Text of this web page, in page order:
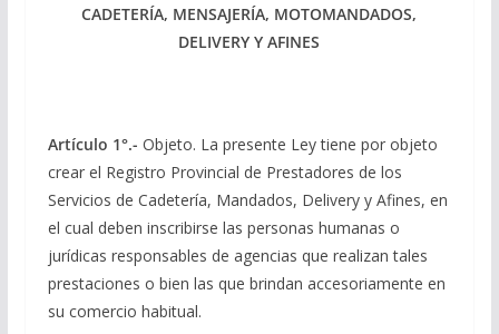
CADETERÍA, MENSAJERÍA, MOTOMANDADOS,
DELIVERY Y AFINES
Artículo 1°.- Objeto. La presente Ley tiene por objeto
crear el Registro Provincial de Prestadores de los
Servicios de Cadetería, Mandados, Delivery y Afines, en
el cual deben inscribirse las personas humanas o
jurídicas responsables de agencias que realizan tales
prestaciones o bien las que brindan accesoriamente en
su comercio habitual.